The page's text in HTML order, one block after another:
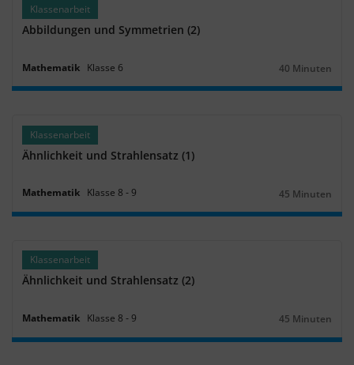
Klassenarbeit
Abbildungen und Symmetrien (2)
Mathematik Klasse 6
Dauer:
40 Minuten
Klassenarbeit
Ähnlichkeit und Strahlensatz (1)
Mathematik Klasse 8 ‐9
Dauer:
45 Minuten
Klassenarbeit
Ähnlichkeit und Strahlensatz (2)
Mathematik Klasse 8 ‐9
Dauer:
45 Minuten